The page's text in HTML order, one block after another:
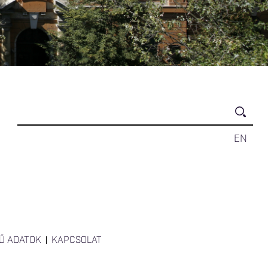
EN
ADATOK KAPCSOLAT